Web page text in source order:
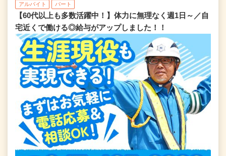
アルバイト パート
【60代以上も多数活躍中！】体力に無理なく週1日～／自
宅近くで働ける◎給与がアップしました！！